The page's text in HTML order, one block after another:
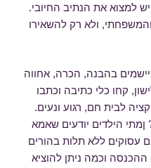
למצוא את הנתיב החיובי.
ולא רק להשאירו
בהבנה, הכרה, אחווה
קחו כלי כתיבה וכתבו
לבית חם, רגוע ונעים.
ןמתי הילדים יודעים שאמא
עסוקים ללא תלות בהורים
וכמה ניתן להוציא